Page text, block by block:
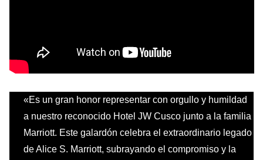
«Es un gran honor representar con orgullo y humildad
a nuestro reconocido Hotel JW Cusco junto a la familia
Marriott. Este galardón celebra el extraordinario legado
de Alice S. Marriott, subrayando el compromiso y la